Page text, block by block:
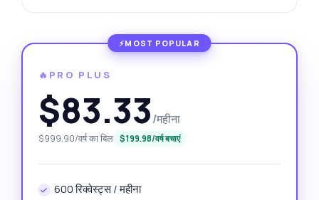
🔥PRO PLUS
$83.33/महीना
$999.90/वर्ष का बिल $199.98/वर्ष बचाएं
600 रिक्वेस्ट्स / महीना